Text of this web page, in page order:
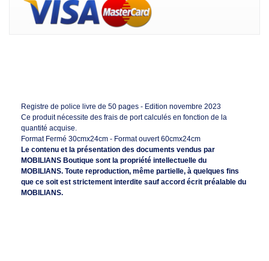
Registre de police livre de 50 pages - Edition novembre 2023
Ce produit nécessite des frais de port calculés en fonction de la
quantité acquise.
Format Fermé 30cmx24cm - Format ouvert 60cmx24cm
Le contenu et la présentation des documents vendus par
MOBILIANS Boutique sont la propriété intellectuelle du
MOBILIANS. Toute reproduction, même partielle, à quelques fins
que ce soit est strictement interdite sauf accord écrit préalable du
MOBILIANS.